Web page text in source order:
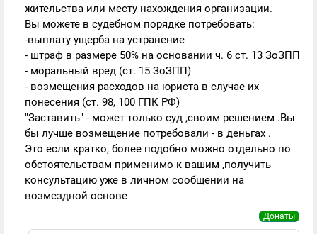
жительства или месту нахождения организации.
Вы можете в судебном порядке потребовать:
-выплату ущерба на устранение
- штраф в размере 50% на основании ч. 6 ст. 13 ЗоЗПП
- моральный вред (ст. 15 ЗоЗПП)
- возмещения расходов на юриста в случае их
понесения (ст. 98, 100 ГПК РФ)
"Заставить" - может только суд ,своим решением .Вы
бы лучше возмещение потребовали - в деньгах .
Это если кратко, более подобно можно отдельно по
обстоятельствам применимо к вашим ,получить
консультацию уже в личном сообщении на
возмездной основе
Донаты